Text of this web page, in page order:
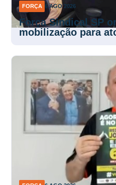
Força Sindical SP
mobilização para
6 AGO 2026